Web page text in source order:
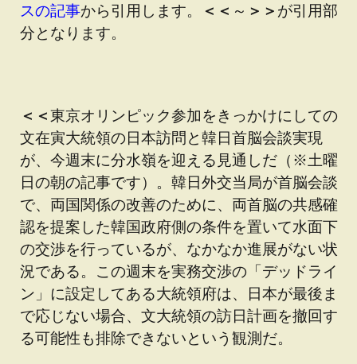
スの記事から引用します。 ＜＜ ～ ＞＞ が引用部
分となります。
＜＜東京オリンピック参加をきっかけにしての
文在寅大統領の日本訪問と韓日首脳会談実現
が、今週末に分水嶺を迎える見通しだ（※土曜
日の朝の記事です）。韓日外交当局が首脳会談
で、両国関係の改善のために、両首脳の共感確
認を提案した韓国政府側の条件を置いて水面下
の交渉を行っているが、なかなか進展がない状
況である。この週末を実務交渉の「デッドライ
ン」に設定してある大統領府は、日本が最後ま
で応じない場合、文大統領の訪日計画を撤回す
る可能性も排除できないという観測だ。